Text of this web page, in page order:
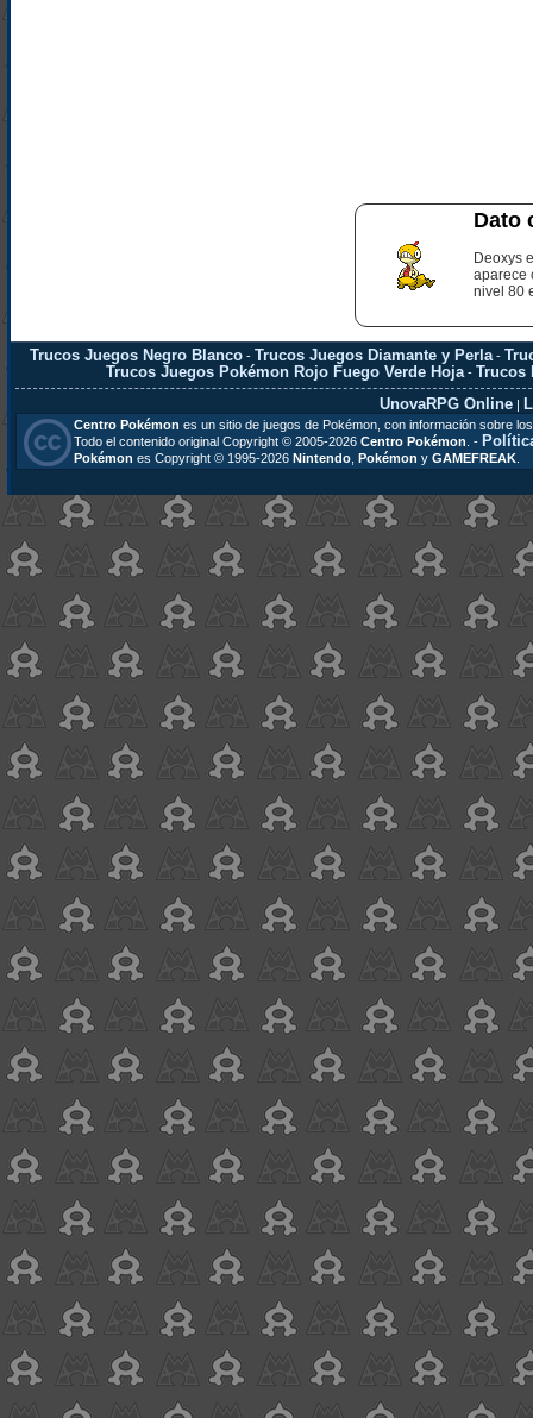
Dato
Deoxys
aparece
nivel 80
Trucos Juegos Negro Blanco -Trucos Juegos Diamante y Perla -
Trucos Juegos Pokémon Rojo Fuego Verde Hoja -Trucos
UnovaRPG Online |
Centro Pokémon es un sitio de juegos de Pokémon, con información sobre
Todo el contenido original Copyright © 2005-2026 Centro Pokémon . -
Pokémon es Copyright © 1995-2026 Nintendo, Pokémon y GAMEFREAK.